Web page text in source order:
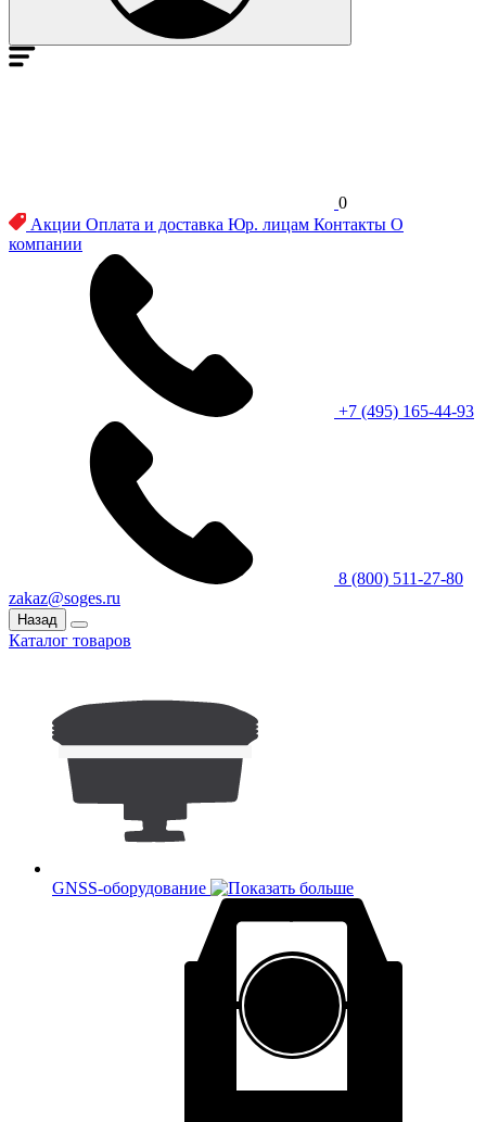
0
Акции Оплата и доставка Юр. лицам Контакты О
компании
+7 (495) 165-44-93
8 (800) 511-27-80
zakaz@soges.ru
Назад
Каталог товаров
GNSS-оборудование